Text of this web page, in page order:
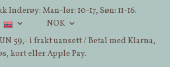
Man-lør: 10-17, Søn: 11-16.
NOK
59,- i frakt uansett / Betal med Klarna,
kort eller Apple Pay.